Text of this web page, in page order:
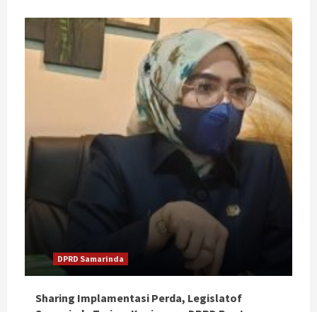
DPRD Samarinda
Sharing Implamentasi Perda, Legislatof